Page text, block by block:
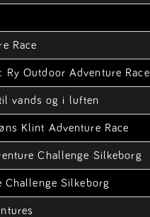
Race
Ry Outdoor Adventure Race
vands og i luften
Klint Adventure Race
Challenge Silkeborg
Challenge Silkeborg